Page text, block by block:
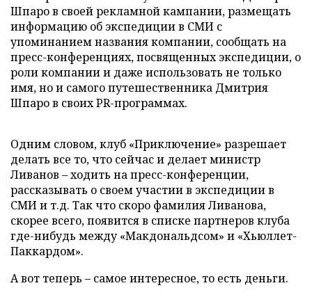
Шпаро в своей рекламной кампании, размещать
информацию об экспедиции в СМИ с
упоминанием названия компании, сообщать на
пресс-конференциях, посвященных экспедиции, о
роли компании и даже использовать не только
имя, но и самого путешественника Дмитрия
Шпаро в своих PR-программах.
Одним словом, клуб «Приключение» разрешает
делать все то, что сейчас и делает министр
Ливанов – ходить на пресс-конференции,
рассказывать о своем участии в экспедиции в
СМИ и т.д. Так что скоро фамилия Ливанова,
скорее всего, появится в списке партнеров клуба
где-нибудь между «Макдональдсом» и «Хьюллет-
Паккардом».
А вот теперь – самое интересное, то есть деньги.